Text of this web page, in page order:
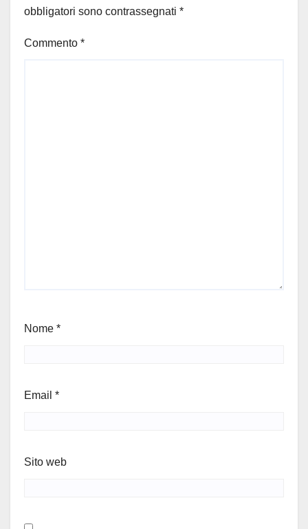
obbligatori sono contrassegnati *
Commento *
Nome *
Email *
Sito web